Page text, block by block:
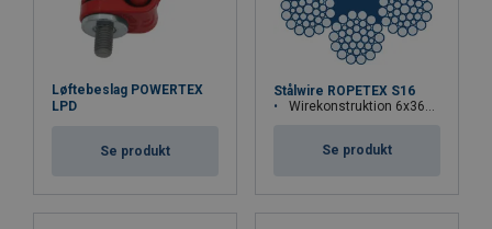
Løftebeslag POWERTEX
LPD
Se produkt
Stålwire ROPETEX S16
Wirekonstruktion 6x36WS-FC
Se produkt